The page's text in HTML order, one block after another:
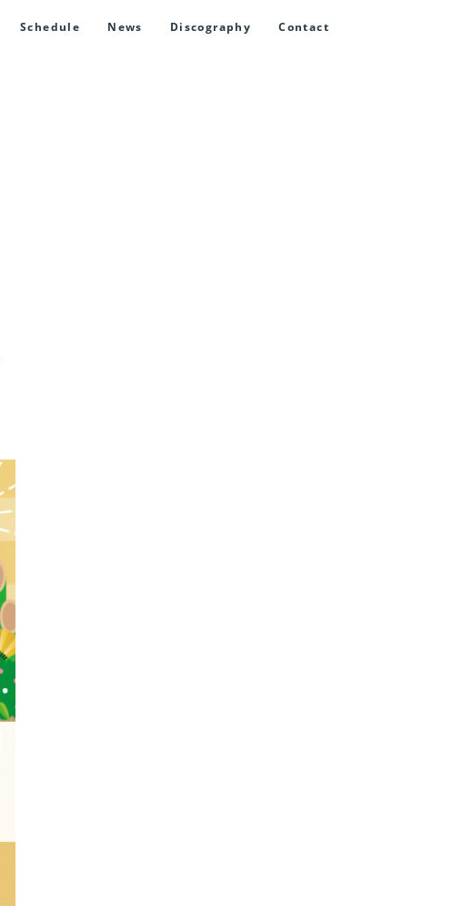
Schedule News Discography Contact